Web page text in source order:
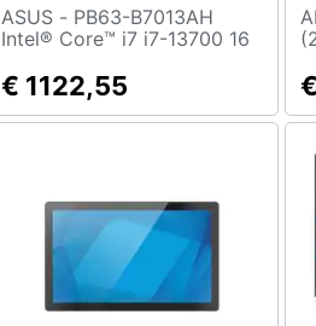
ASUS - PB63-B7013AH
Intel® Core™ i7 i7-13700 16
SSD Windows 11 Pro Mini
PC Nero
€ 1122,55